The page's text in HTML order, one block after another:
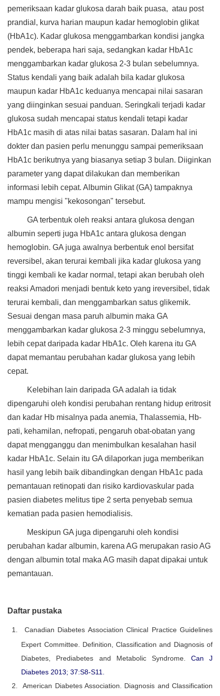
pemeriksaan kadar glukosa darah baik puasa, atau post
prandial, kurva harian maupun kadar hemoglobin glikat
(HbA1c). Kadar glukosa menggambarkan kondisi jangka
pendek, beberapa hari saja, sedangkan kadar HbA1c
menggambarkan kadar glukosa 2-3 bulan sebelumnya.
Status kendali yang baik adalah bila kadar glukosa
maupun kadar HbA1c keduanya mencapai nilai sasaran
yang diinginkan sesuai panduan. Seringkali terjadi kadar
glukosa sudah mencapai status kendali tetapi kadar
HbA1c masih di atas nilai batas sasaran. Dalam hal ini
dokter dan pasien perlu menunggu sampai pemeriksaan
HbA1c berikutnya yang biasanya setiap 3 bulan. Diiginkan
parameter yang dapat dilakukan dan memberikan
informasi lebih cepat. Albumin Glikat (GA) tampaknya
mampu mengisi "kekosongan" tersebut.
GA terbentuk oleh reaksi antara glukosa dengan
albumin seperti juga HbA1c antara glukosa dengan
hemoglobin. GA juga awalnya berbentuk enol bersifat
reversibel, akan terurai kembali jika kadar glukosa yang
tinggi kembali ke kadar normal, tetapi akan berubah oleh
reaksi Amadori menjadi bentuk keto yang ireversibel, tidak
terurai kembali, dan menggambarkan satus glikemik.
Sesuai dengan masa paruh albumin maka GA
menggambarkan kadar glukosa 2-3 minggu sebelumnya,
lebih cepat daripada kadar HbA1c. Oleh karena itu GA
dapat memantau perubahan kadar glukosa yang lebih
cepat.
Kelebihan lain daripada GA adalah ia tidak
dipengaruhi oleh kondisi perubahan rentang hidup eritrosit
dan kadar Hb misalnya pada anemia, Thalassemia, Hb-
pati, kehamilan, nefropati, pengaruh obat-obatan yang
dapat mengganggu dan menimbulkan kesalahan hasil
kadar HbA1c. Selain itu GA dilaporkan juga memberikan
hasil yang lebih baik dibandingkan dengan HbA1c pada
pemantauan retinopati dan risiko kardiovaskular pada
pasien diabetes melitus tipe 2 serta penyebab semua
kematian pada pasien hemodialisis.
Meskipun GA juga dipengaruhi oleh kondisi
perubahan kadar albumin, karena AG merupakan rasio AG
dengan albumin total maka AG masih dapat dipakai untuk
pemantauan.
Daftar pustaka
1.
Canadian Diabetes Association Clinical Practice Guidelines
Expert Committee. Definition, Classification and Diagnosis of
Diabetes, Prediabetes and Metabolic Syndrome. Can J
Diabetes 2013; 37:S8-S11.
2.
American Diabetes Association. Diagnosis and Classification